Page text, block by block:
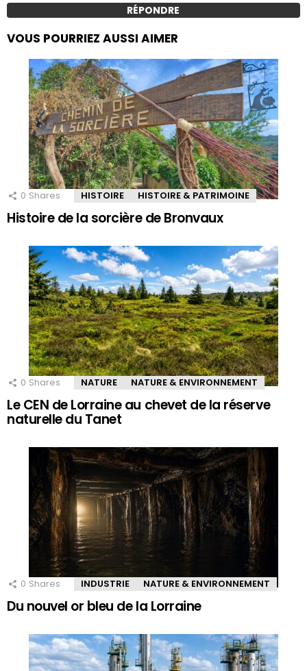
RÉPONDRE
VOUS POURRIEZ AUSSI AIMER
0 Shares HISTOIRE HISTOIRE & PATRIMOINE
Histoire de la sorcière de Bronvaux
0 Shares NATURE NATURE & ENVIRONNEMENT
Le CEN de Lorraine au chevet de la réserve
naturelle du Tanet
0 Shares INDUSTRIE NATURE & ENVIRONNEMENT
Du nouvel or bleu de la Lorraine